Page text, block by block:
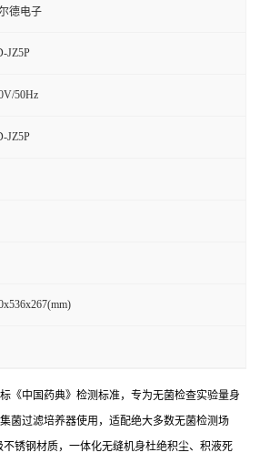
德电子
JZ5P
50Hz
JZ5P
《中国药典》检测标准，专为无菌检查实验量身
菌过滤培养器使用，适配绝大多数无菌检测场
不锈钢材质，一体化无缝机身杜绝积尘、积液死